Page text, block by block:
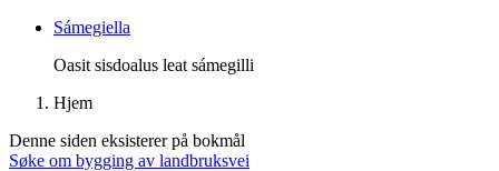
Sámegiella
Oasit sisdoalus leat sámegilli
Hjem
Denne siden eksisterer på bokmål
Søke om bygging av landbruksvei